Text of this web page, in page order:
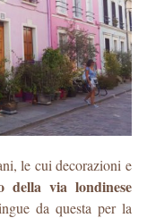
le cui decorazioni e
della via londinese
da questa per la